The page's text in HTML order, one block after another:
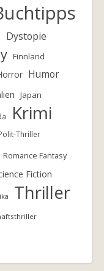
Dystopie
Finnland
Humor
Japan
Krimi
Thriller
Romance Fantasy
Fiction
Thriller